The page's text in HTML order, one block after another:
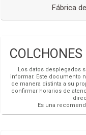
Fábrica
Los datos desplegados
informar. Este documento
de manera distinta a su
confirmar horarios de
Es una